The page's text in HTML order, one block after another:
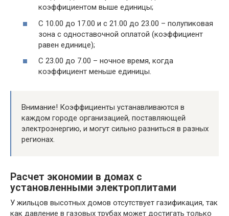
коэффициентом выше единицы;
С 10.00 до 17.00 и с 21.00 до 23.00 – полупиковая
зона с одноставочной оплатой (коэффициент
равен единице);
С 23.00 до 7.00 – ночное время, когда
коэффициент меньше единицы.
Внимание! Коэффициенты устанавливаются в
каждом городе организацией, поставляющей
электроэнергию, и могут сильно разниться в разных
регионах.
Расчет экономии в домах с
установленными электроплитами
У жильцов высотных домов отсутствует газификация, так
как давление в газовых трубах может достигать только